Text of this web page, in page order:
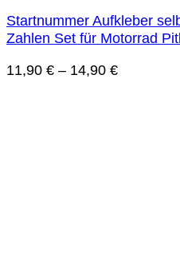
Startnummer Aufkleber
Zahlen Set für Motorrad
11,90 € – 14,90 €